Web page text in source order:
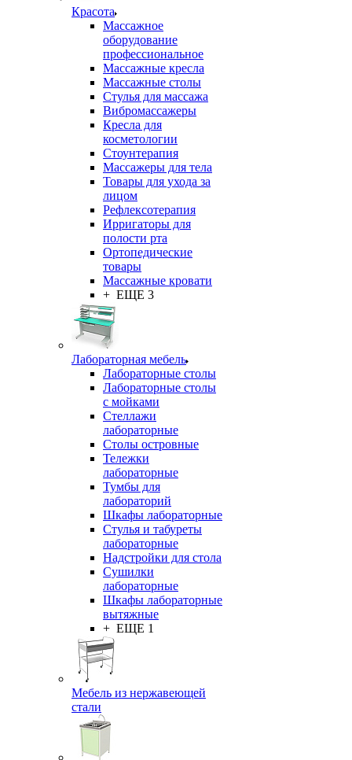
Красота
Массажное
оборудование
профессиональное
Массажные кресла
Массажные столы
Стулья для массажа
Вибромассажеры
Кресла для
косметологии
Стоунтерапия
Массажеры для тела
Товары для ухода за
лицом
Рефлексотерапия
Ирригаторы для
полости рта
Ортопедические
товары
Массажные кровати
+ ЕЩЕ 3
Лабораторная мебель
Лабораторные столы
Лабораторные столы
с мойками
Стеллажи
лабораторные
Столы островные
Тележки
лабораторные
Тумбы для
лабораторий
Шкафы лабораторные
Стулья и табуреты
лабораторные
Надстройки для стола
Сушилки
лабораторные
Шкафы лабораторные
вытяжные
+ ЕЩЕ 1
Мебель из нержавеющей
стали